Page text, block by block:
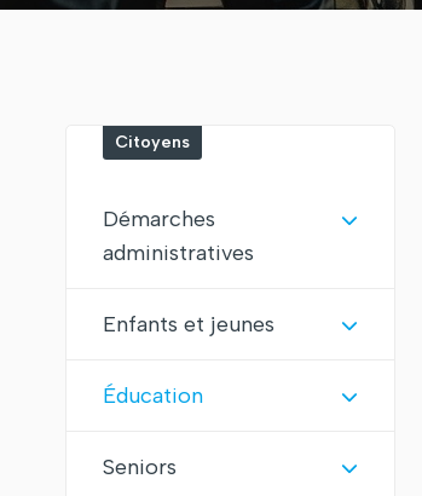
Citoyens
Démarches
administratives
Enfants et jeunes
Éducation
Seniors